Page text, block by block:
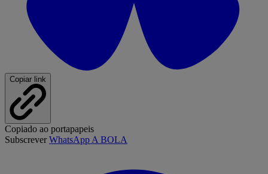
Copiar link
Copiado ao portapapeis
SubscreverWhatsApp A BOLA